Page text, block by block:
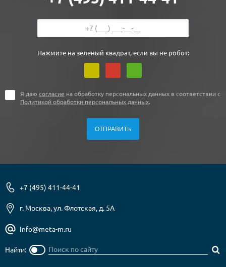
Нажмите на зеленый квадрат, если вы не робот:
Я даю согласие на обработку персональных данных в соответствии с
Политикой обработки персональных данных.
+7 (495) 411-44-41
г. Москва, ул. Флотская, д. 5А
info@meta-m.ru
Найти: